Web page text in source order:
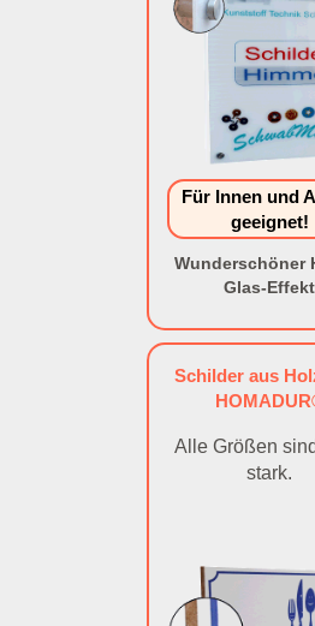
Für Innen und
geeignet!
Wunderschöner
Glas-Effekt
Schilder aus
Alle Größen
stark.